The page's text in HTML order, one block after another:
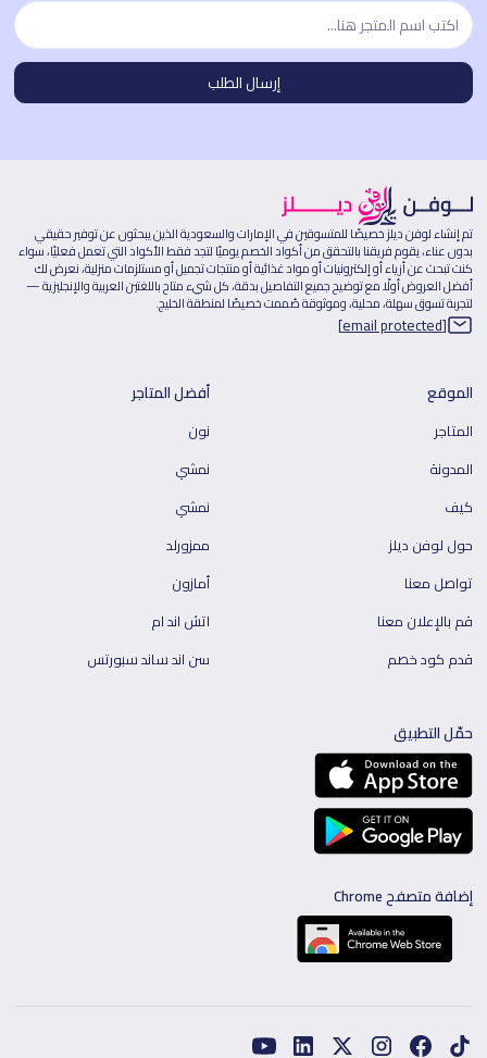
تم إنشاء لوفن ديلز خصيصًا للمتسوقين في الإمارات والسعودية الذين يبحثون عن توفير حقيقي
بدون عناء، يقوم فريقنا بالتحقق من أكواد الخصم يوميًا لتجد فقط الأكواد التي تعمل فعليًا، سواء
كنت تبحث عن أزياء أو إلكترونيات أو مواد غذائية أو منتجات تجميل أو مستلزمات منزلية، نعرض لك
أفضل العروض أولًا مع توضيح جميع التفاصيل بدقة، كل شيء متاح باللغتين العربية والإنجليزية —
لتجربة تسوق سهلة، محلية، وموثوقة صُممت خصيصًا لمنطقة الخليج.
[email protected]
الموقع
المتاجر
المدونة
كيف
حول لوفن ديلز
تواصل معنا
قم بالإعلان معنا
قدم كود خصم
أفضل المتاجر
نون
نمشي
نمشي
ممزورلد
أمازون
اتش اند ام
سن اند ساند سبورتس
حمّل التطبيق
إضافة متصفح Chrome